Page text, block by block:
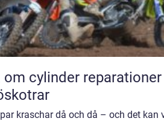
cylinder
kraschar då och då – och det kan